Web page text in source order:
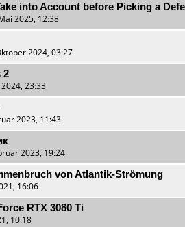
into Account before Picking a
2025, 12:38
2024, 03:27
2
23:33
2023, 11:43
2023, 19:24
von Atlantik-Strömung
16:06
RTX 3080 Ti
10:18